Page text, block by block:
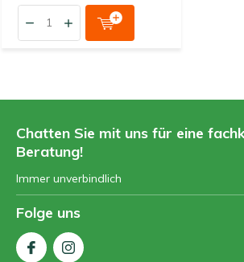
Chatten Sie mit uns für eine
Beratung!
Immer unverbindlich
Folge uns